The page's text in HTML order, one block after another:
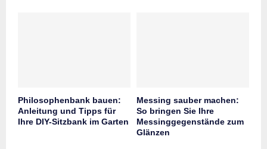
Philosophenbank bauen:
Anleitung und Tipps für
Ihre DIY-Sitzbank im Garten
Messing sauber machen:
So bringen Sie Ihre
Messinggegenstände zum
Glänzen